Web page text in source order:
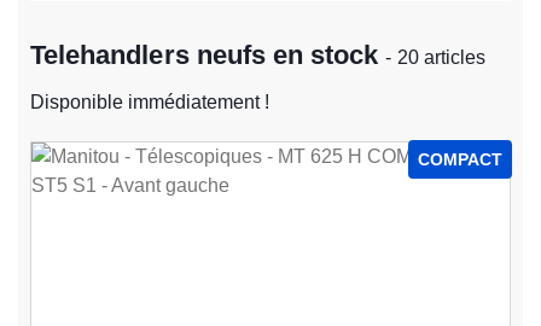
Telehandlers neufs en stock- 20 articles
Disponible immédiatement !
COMPACT